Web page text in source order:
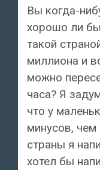
Вы когда-
хорошо ли
такой
миллиона и
можно
часа? Я
что у
минусов,
страны я
хотел бы